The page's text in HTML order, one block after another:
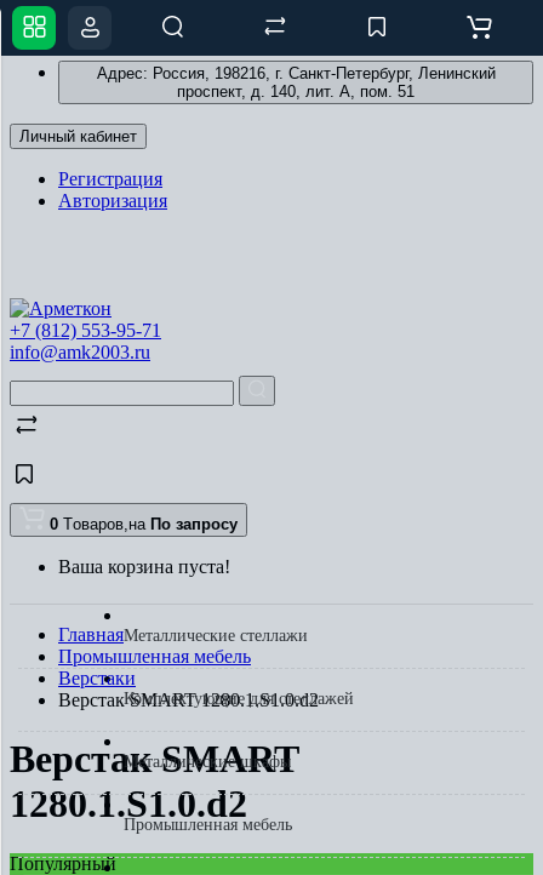
Адрес: Россия, 198216, г. Санкт-Петербург, Ленинский
проспект, д. 140, лит. А, пом. 51
Личный кабинет
Регистрация
Авторизация
+7 (812) 553-95-71
info@amk2003.ru
0 Tоваров,на По запросу
Ваша корзина пуста!
Металлические стеллажи
Комплектующие для стеллажей
Металлические шкафы
Промышленная мебель
Главная
Промышленная мебель
Верстаки
Верстак SMART 1280.1.S1.0.d2
Верстак SMART
1280.1.S1.0.d2
Популярный